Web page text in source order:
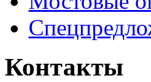
Контакты